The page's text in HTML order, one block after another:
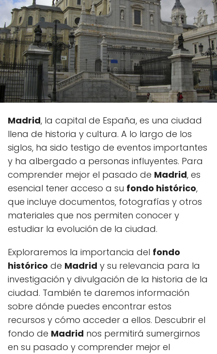
Madrid, la capital de España, es una ciudad
llena de historia y cultura. A lo largo de los
siglos, ha sido testigo de eventos importantes
y ha albergado a personas influyentes. Para
comprender mejor el pasado de Madrid, es
esencial tener acceso a su fondo histórico,
que incluye documentos, fotografías y otros
materiales que nos permiten conocer y
estudiar la evolución de la ciudad.
Exploraremos la importancia del fondo
histórico de Madrid y su relevancia para la
investigación y divulgación de la historia de la
ciudad. También te daremos información
sobre dónde puedes encontrar estos
recursos y cómo acceder a ellos. Descubrir el
fondo de Madrid nos permitirá sumergirnos
en su pasado y comprender mejor el